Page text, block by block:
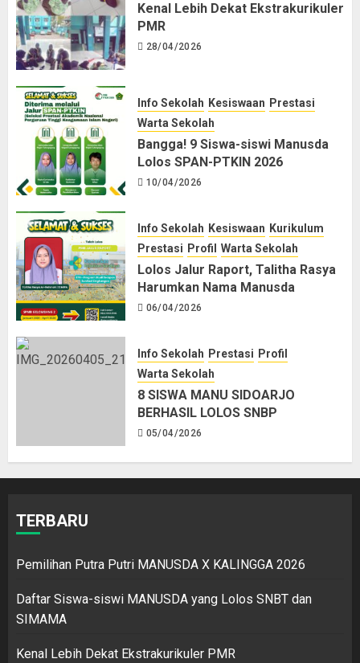
Kenal Lebih Dekat Ekstrakurikuler
PMR
28/04/2026
Info Sekolah Kesiswaan Prestasi
Warta Sekolah
Bangga! 9 Siswa-siswi Manusda
Lolos SPAN-PTKIN 2026
10/04/2026
Info Sekolah Kesiswaan Kurikulum
Prestasi Profil Warta Sekolah
Lolos Jalur Raport, Talitha Rasya
Harumkan Nama Manusda
06/04/2026
Info Sekolah Prestasi Profil
Warta Sekolah
8 SISWA MANU SIDOARJO
BERHASIL LOLOS SNBP
05/04/2026
TERBARU
Pemilihan Putra Putri MANUSDA X KALINGGA 2026
Daftar Siswa-siswi MANUSDA yang Lolos SNBT dan
SIMAMA
Kenal Lebih Dekat Ekstrakurikuler PMR